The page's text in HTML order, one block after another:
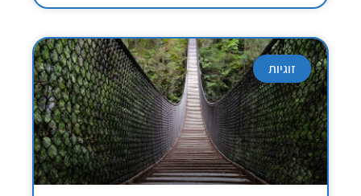
זוגיות